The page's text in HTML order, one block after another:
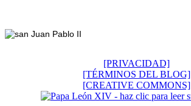
[PRIVACIDAD]
[TÉRMINOS DEL BLOG]
[CREATIVE COMMONS]